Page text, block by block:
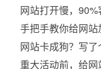
网站打开慢，
手把手教你给网站
网站卡成狗？写
重大活动前，给网